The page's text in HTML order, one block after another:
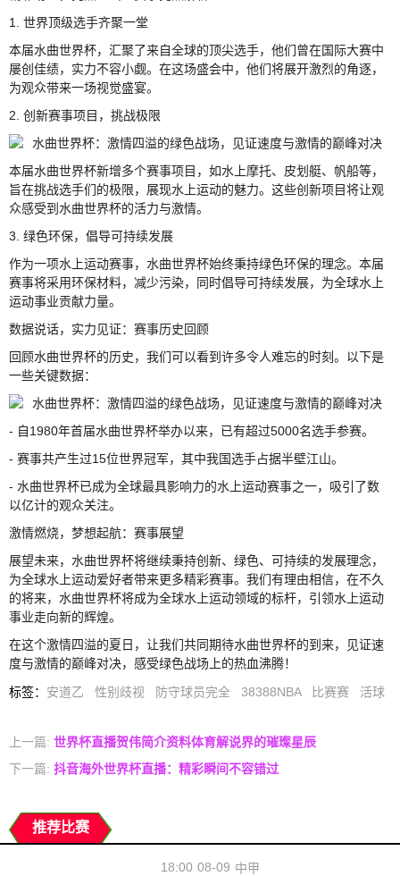
1. 世界顶级选手齐聚一堂
本届水曲世界杯，汇聚了来自全球的顶尖选手，他们曾在国际大赛中
屡创佳绩，实力不容小觑。在这场盛会中，他们将展开激烈的角逐，
为观众带来一场视觉盛宴。
2. 创新赛事项目，挑战极限
本届水曲世界杯新增多个赛事项目，如水上摩托、皮划艇、帆船等，
旨在挑战选手们的极限，展现水上运动的魅力。这些创新项目将让观
众感受到水曲世界杯的活力与激情。
3. 绿色环保，倡导可持续发展
作为一项水上运动赛事，水曲世界杯始终秉持绿色环保的理念。本届
赛事将采用环保材料，减少污染，同时倡导可持续发展，为全球水上
运动事业贡献力量。
数据说话，实力见证：赛事历史回顾
回顾水曲世界杯的历史，我们可以看到许多令人难忘的时刻。以下是
一些关键数据：
- 自1980年首届水曲世界杯举办以来，已有超过5000名选手参赛。
- 赛事共产生过15位世界冠军，其中我国选手占据半壁江山。
- 水曲世界杯已成为全球最具影响力的水上运动赛事之一，吸引了数
以亿计的观众关注。
激情燃烧，梦想起航：赛事展望
展望未来，水曲世界杯将继续秉持创新、绿色、可持续的发展理念，
为全球水上运动爱好者带来更多精彩赛事。我们有理由相信，在不久
的将来，水曲世界杯将成为全球水上运动领域的标杆，引领水上运动
事业走向新的辉煌。
在这个激情四溢的夏日，让我们共同期待水曲世界杯的到来，见证速
度与激情的巅峰对决，感受绿色战场上的热血沸腾！
标签： 安道乙 性别歧视 防守球员完全 38388NBA 比赛赛 活球
上一篇: 世界杯直播贺伟简介资料体育解说界的璀璨星辰
下一篇: 抖音海外世界杯直播：精彩瞬间不容错过
推荐比赛
08-09
18:00 中甲